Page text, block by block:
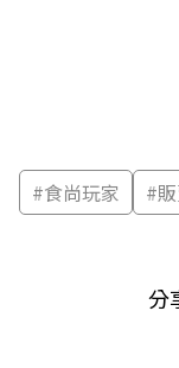
#食尚玩家 #
分